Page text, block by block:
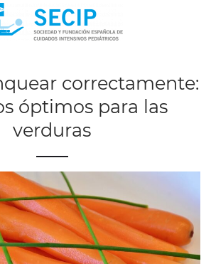
correctamente:
óptimos para las
verduras